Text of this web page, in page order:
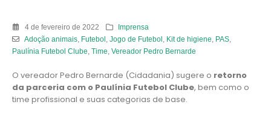
4 de fevereiro de 2022
Imprensa
Adoção animais, Futebol Jogo de Futebol Kit de higiene PAS,
Paulínia Futebol Clube Time Vereador Pedro Bernarde
O vereador Pedro Bernarde (Cidadania) sugere o retorno
da parceria com o Paulínia Futebol Clube, bem como o
time profissional e suas categorias de base.